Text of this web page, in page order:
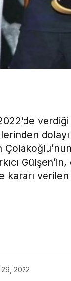
kararı
2022